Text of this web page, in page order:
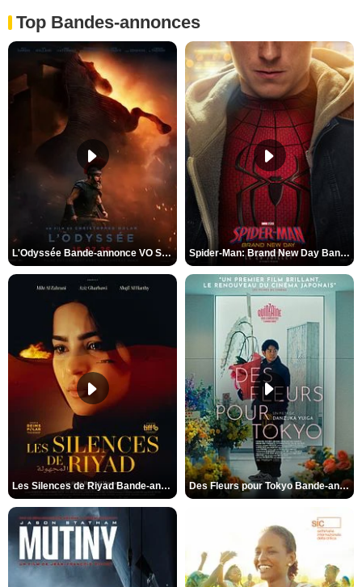
Top Bandes-annonces
L'Odyssée Bande-annonce VO STFR Spider-Man: Brand New Day Bande-annonce VO STFR
Les Silences de Riyad Bande-annonce VO STFR Des Fleurs pour Tokyo Bande-annonce VO STFR